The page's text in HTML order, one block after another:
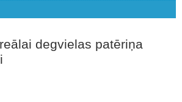
degvielas patēriņa